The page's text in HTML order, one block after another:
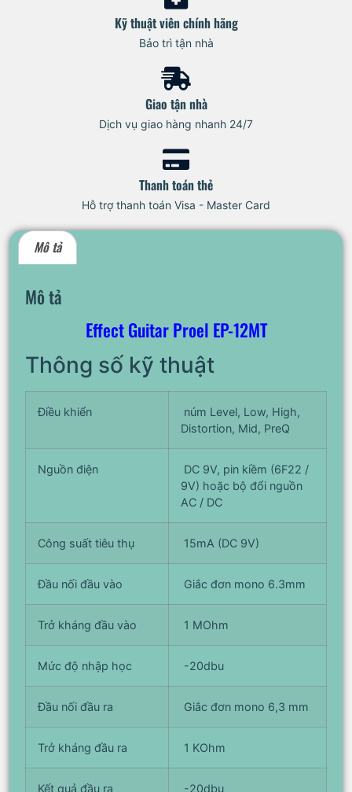
Kỹ thuật viên chính hãng
Bảo trì tận nhà
Giao tận nhà
Dịch vụ giao hàng nhanh 24/7
Thanh toán thẻ
Hỗ trợ thanh toán Visa - Master Card
Mô tả
Mô tả
Effect Guitar Proel EP-12MT
Thông số kỹ thuật
Điều khiển
núm Level, Low, High,
Distortion, Mid, PreQ
Nguồn điện
DC 9V, pin kiềm (6F22 /
9V) hoặc bộ đổi nguồn
AC / DC
Công suất tiêu thụ 15mA (DC 9V)
Đầu nối đầu vào Giắc đơn mono 6.3mm
Trở kháng đầu vào 1 MOhm
Mức độ nhập học -20dbu
Đầu nối đầu ra Giắc đơn mono 6,3 mm
Trở kháng đầu ra 1 KOhm
Kết quả đầu ra -20dbu